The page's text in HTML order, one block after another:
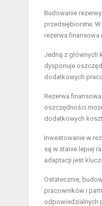
Budowanie
przedsiębiorstw.
rezerwa finansowa
Jedną z głównych
dysponuje
dodatkowych
Rezerwa
oszczędności
dodatkowych
Inwestowanie w
są w stanie lepiej
adaptacji jest
Ostatecznie,
pracowników i
odpowiedzialnych